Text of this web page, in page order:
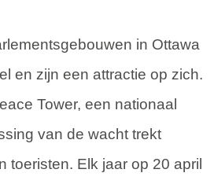
in Ottawa
en zijn een attractie op zich.
Tower, een nationaal
van de wacht trekt
toeristen. Elk jaar op 20 april